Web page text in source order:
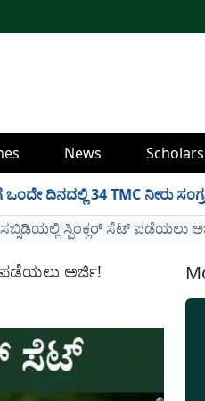
News
34 TMC ನೀರು ಸಂಗ್ರಹ!
ಸ್ಪಿಂಕ್ಲರ್ ಸೆಟ್ ಪಡೆಯಲು
ಪಡೆಯಲು ಅರ್ಜಿ!